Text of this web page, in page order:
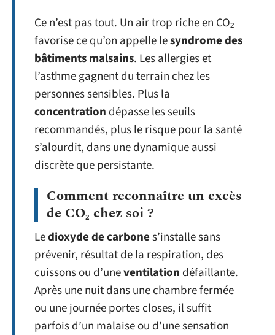
Ce n’est pas tout. Un air trop riche en CO₂
favorise ce qu’on appelle lesyndrome des
bâtiments malsains. Les allergies et
l’asthme gagnent du terrain chez les
personnes sensibles. Plus la
concentration dépasse les seuils
recommandés, plus le risque pour la santé
s’alourdit, dans une dynamique aussi
discrète que persistante.
Comment reconnaître un excès
de CO₂ chez soi ?
Ledioxyde de carbones’installe sans
prévenir, résultat de la respiration, des
cuissons ou d’uneventilation défaillante.
Après une nuit dans une chambre fermée
ou une journée portes closes, il suffit
parfois d’un malaise ou d’une sensation